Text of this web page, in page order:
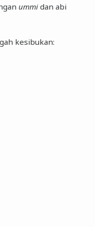
ummidan abi
kesibukan: